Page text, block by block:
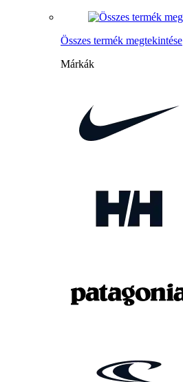
Összes termék megtekintése
Márkák